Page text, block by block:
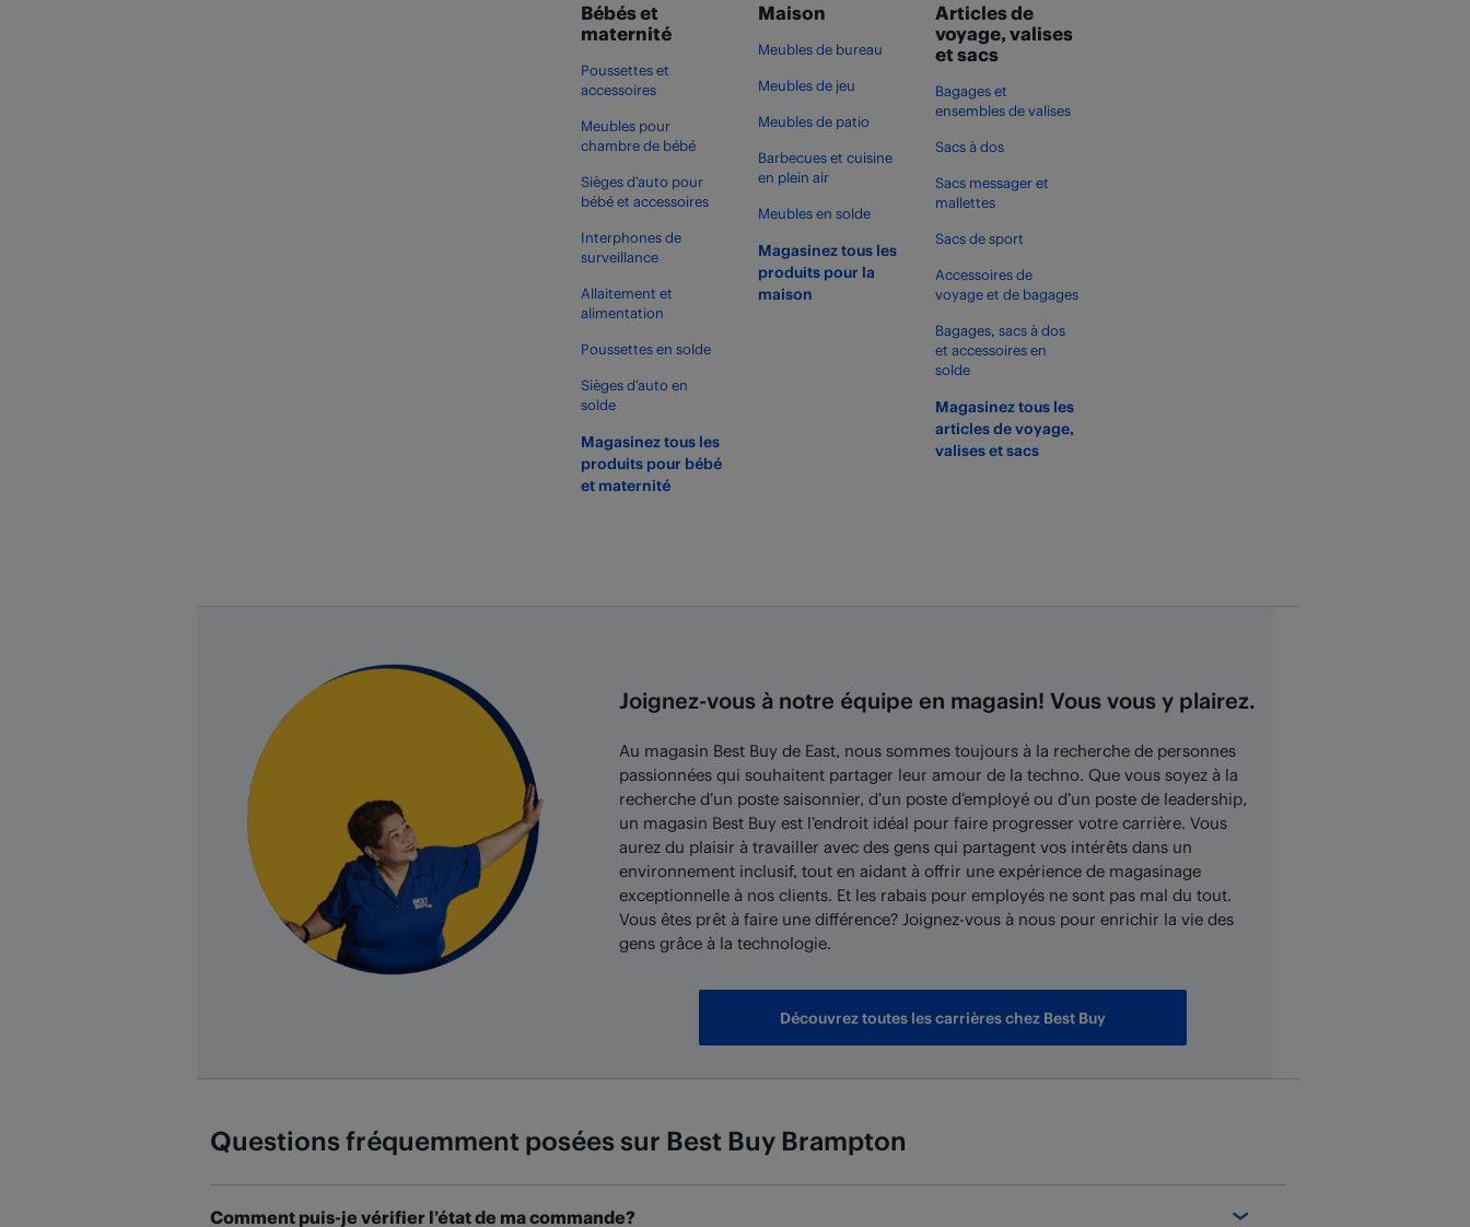
Bébés et
maternité
Poussettes et
accessoires
Meubles pour
chambre de bébé
Sièges d’auto pour
bébé et accessoires
Interphones de
surveillance
Allaitement et
alimentation
Poussettes en solde
Sièges d’auto en
solde
Magasinez tous les
produits pour bébé
et maternité
Maison
Meubles de bureau
Meubles de jeu
Meubles de patio
Barbecues et cuisine
en plein air
Meubles en solde
Magasinez tous les
produits pour la
maison
Articles de
voyage, valises
et sacs
Bagages et
ensembles de valises
Sacs à dos
Sacs messager et
mallettes
Sacs de sport
Accessoires de
voyage et de bagages
Bagages, sacs à dos
et accessoires en
solde
Magasinez tous les
articles de voyage,
valises et sacs
Joignez-vous à notre équipe en magasin! Vous vous y plairez.
Au magasin Best Buy de East, nous sommes toujours à la recherche de personnes
passionnées qui souhaitent partager leur amour de la techno. Que vous soyez à la
recherche d’un poste saisonnier, d’un poste d’employé ou d’un poste de leadership,
un magasin Best Buy est l’endroit idéal pour faire progresser votre carrière. Vous
aurez du plaisir à travailler avec des gens qui partagent vos intérêts dans un
environnement inclusif, tout en aidant à offrir une expérience de magasinage
exceptionnelle à nos clients. Et les rabais pour employés ne sont pas mal du tout.
Vous êtes prêt à faire une différence? Joignez-vous à nous pour enrichir la vie des
gens grâce à la technologie.
Découvrez toutes les carrières chez Best Buy
Questions fréquemment posées sur Best Buy Brampton
Comment puis-je vérifier l’état de ma commande?